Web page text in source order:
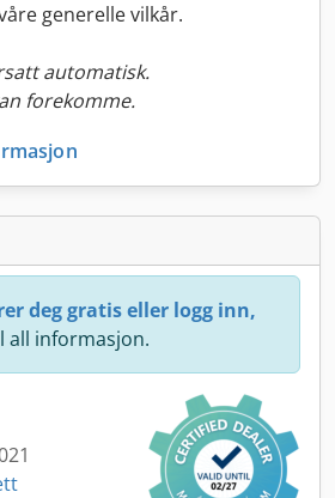
generelle vilkår.
automatisk.
forekomme.
deg gratis eller logg inn,
all informasjon.